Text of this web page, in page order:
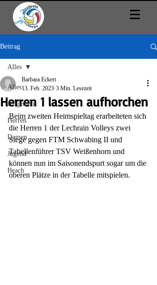
Beitrag
Alles
Allgemein
Herren
Damen
Jugend
Beach
Alles
Herren 1 lassen aufhorchen
Barbara Eckert
13. Feb. 2023 3 Min. Lesezeit
Beim zweiten Heimspieltag erarbeiteten sich
die Herren 1 der Lechrain Volleys zwei
Siege gegen FTM Schwabing II und
Tabellenführer TSV Weißenhorn und
können nun im Saisonendspurt sogar um die
oberen Plätze in der Tabelle mitspielen.